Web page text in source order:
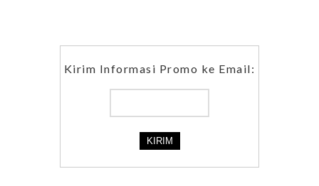
Kirim Informasi Promo ke Email: